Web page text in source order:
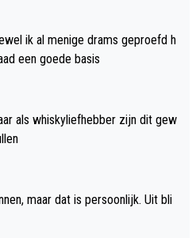
ik al menige drams geproefd h
een goede basis
als whiskyliefhebber zijn dit gew
maar dat is persoonlijk. Uit bli